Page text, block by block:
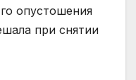
опустошения
при снятии